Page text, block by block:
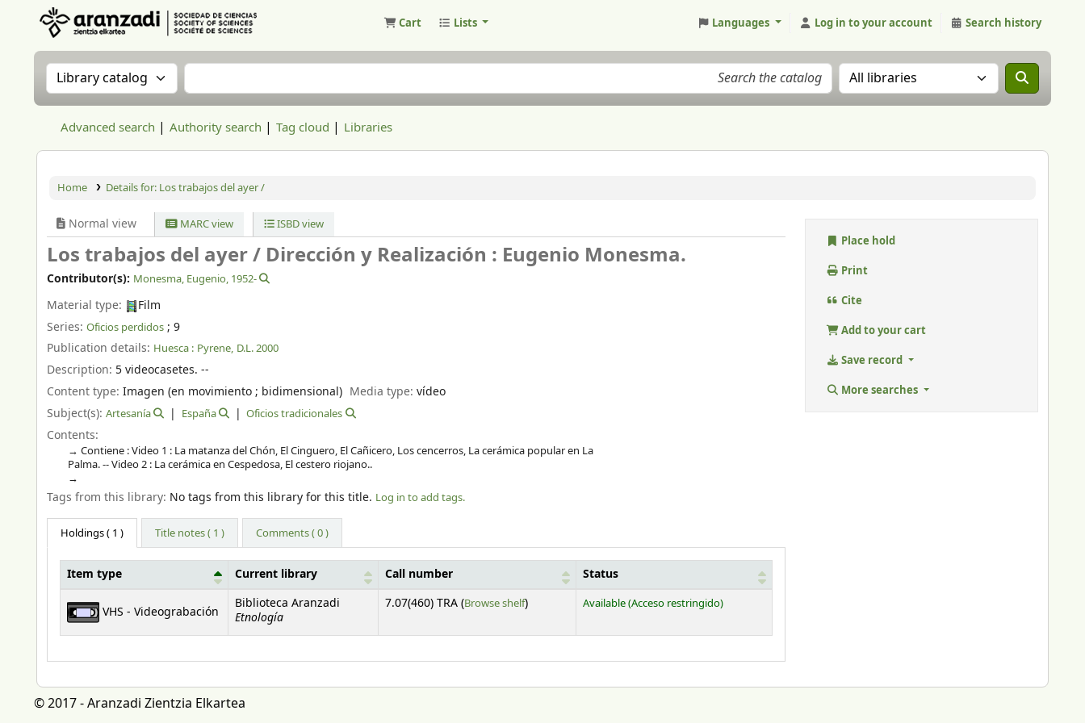
Cart Lists Languages Log in to your account Search history
Search the catalog by:Search the catalog Search the catalog in:
Advanced search Authority search Tag cloud Libraries
Home Details for: Los trabajos del ayer /
Normal view MARC view ISBD view
Los trabajos del ayer / Dirección y Realización : Eugenio Monesma.
Contributor(s): Monesma, Eugenio, 1952-
Material type:
Film
Series: Oficios perdidos ; 9
Publication details: Huesca : Pyrene, D.L. 2000
Description: 5 videocasetes. --
Content type: Imagen (en movimiento ; bidimensional) Media type:vídeo
Subject(s): Artesanía España Oficios tradicionales
Contents:
Contiene : Video 1 : La matanza del Chón, El Cinguero, El Cañicero, Los cencerros, La cerámica popular en La
Palma. -- Video 2 : La cerámica en Cespedosa, El cestero riojano..
Tags from this library: No tags from this library for this title. Log in to add tags.
Holdings( 1 ) Title notes ( 1 ) Comments ( 0 )
Item type Current library Call number Status
VHS - Videograbación
Biblioteca Aranzadi
Etnología
7.07(460) TRA (Browse shelf(Opens below)
) Available(Acceso restringido)
Place hold
Print
Cite
Add to your cart
Save record
More searches
© 2017 - Aranzadi Zientzia Elkartea